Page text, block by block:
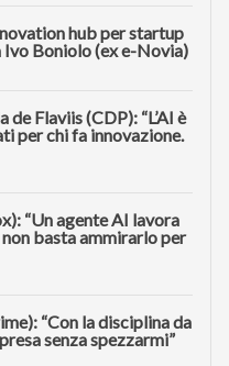
hub per startup
Ivo Boniolo (ex e-Novia)
Flaviis (CDP): “L’AI è
per chi fa innovazione.
“Un agente AI lavora
non basta ammirarlo per
“Con la disciplina da
senza spezzarmi”